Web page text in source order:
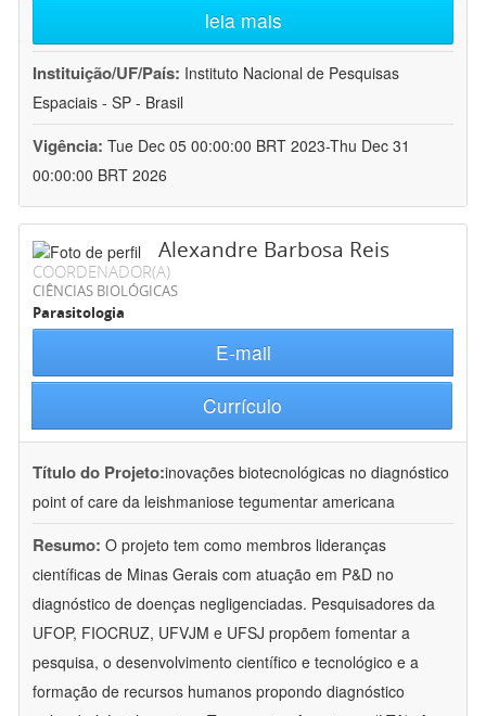
leia mais
Instituição/UF/País: Instituto Nacional de Pesquisas
Espaciais - SP - Brasil
Vigência: Tue Dec 05 00:00:00 BRT 2023-Thu Dec 31
00:00:00 BRT 2026
Alexandre Barbosa Reis
COORDENADOR(A)
CIÊNCIAS BIOLÓGICAS
Parasitologia
E-mail
Currículo
Título do Projeto:inovações biotecnológicas no diagnóstico
point of care da leishmaniose tegumentar americana
Resumo: O projeto tem como membros lideranças
científicas de Minas Gerais com atuação em P&D no
diagnóstico de doenças negligenciadas. Pesquisadores da
UFOP, FIOCRUZ, UFVJM e UFSJ propõem fomentar a
pesquisa, o desenvolvimento científico e tecnológico e a
formação de recursos humanos propondo diagnóstico